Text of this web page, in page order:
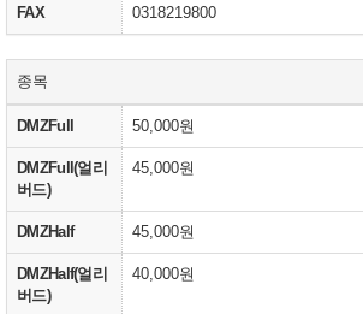
FAX 0318219800
종목
DMZFull 50,000원
DMZFull(얼리
버드)
45,000원
DMZHalf 45,000원
DMZHalf(얼리
버드)
40,000원